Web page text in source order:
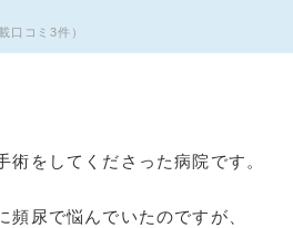
口コミ3件）
をしてくださった病院です。
尿で悩んでいたのですが、